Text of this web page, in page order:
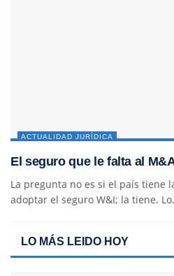
ACTUALIDAD JURÍDICA
El seguro que le falta al
La pregunta no es si el país tiene
adoptar el seguro W&I; la tiene.
LO MÁS LEIDO HOY